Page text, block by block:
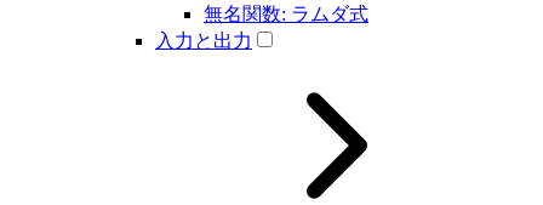
無名関数: ラムダ式
入力と出力